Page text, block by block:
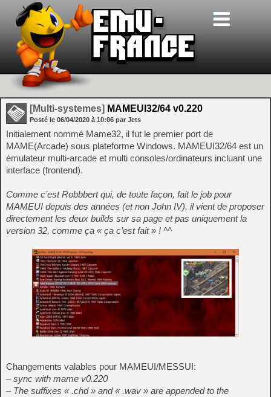
[Multi-systemes] MAMEUI32/64 v0.220
Posté le 06/04/2020 à 10:06 par Jets
Initialement nommé Mame32, il fut le premier port de
MAME(Arcade) sous plateforme Windows. MAMEUI32/64 est un
émulateur multi-arcade et multi consoles/ordinateurs incluant une
interface (frontend).
Comme c’est Robbbert qui, de toute façon, fait le job pour
MAMEUI depuis des années (et non John IV), il vient de proposer
directement les deux builds sur sa page et pas uniquement la
version 32, comme ça « ça c’est fait » ! ^^
Changements valables pour MAMEUI/MESSUI:
– sync with mame v0.220
– The suffixes « .chd » and « .wav » are appended to the